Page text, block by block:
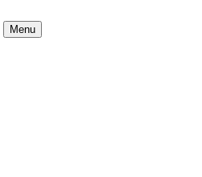
Menu